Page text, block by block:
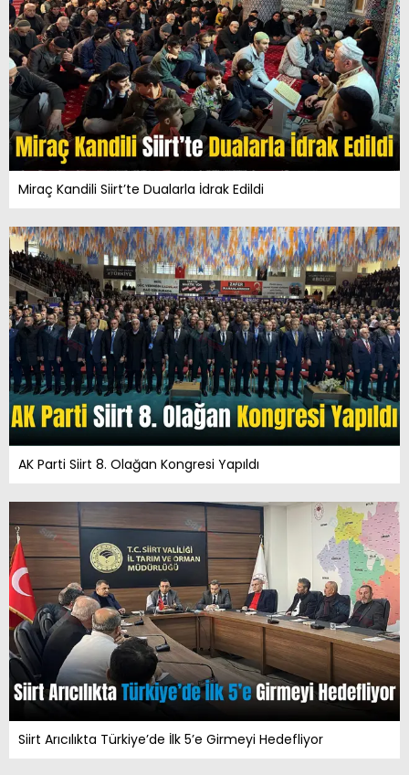
Miraç Kandili Siirt’te Dualarla İdrak Edildi
AK Parti Siirt 8. Olağan Kongresi Yapıldı
Siirt Arıcılıkta Türkiye’de İlk 5’e Girmeyi Hedefliyor